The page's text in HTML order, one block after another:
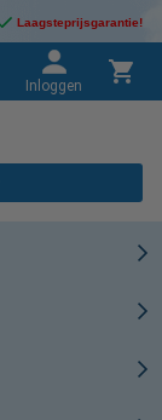
Laagsteprijsgarantie!
Inloggen